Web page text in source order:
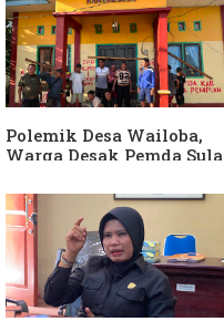
Dituding Jadikan
Bendahara Desa Wailoba
sebagai "ATM Berjalan",
Armin Soamole: Harus
Dibuktikan
Polemik Desa Wailoba,
Warga Desak Pemda Sula
APH Usut Dugaan
Penyimpangan Dana Desa